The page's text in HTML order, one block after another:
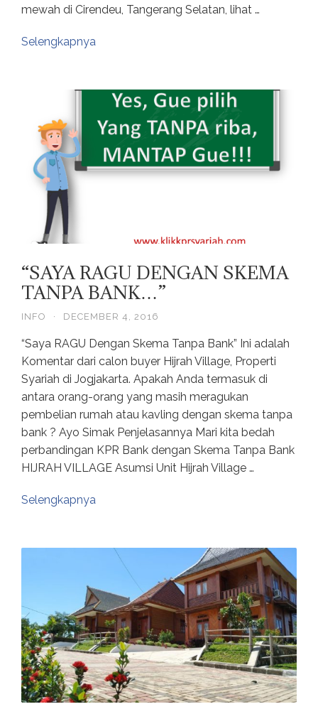
mewah di Cirendeu, Tangerang Selatan, lihat …
Selengkapnya
“SAYA RAGU DENGAN SKEMA
TANPA BANK…”
INFO · DECEMBER 4, 2016
“Saya RAGU Dengan Skema Tanpa Bank” Ini adalah
Komentar dari calon buyer Hijrah Village, Properti
Syariah di Jogjakarta. Apakah Anda termasuk di
antara orang-orang yang masih meragukan
pembelian rumah atau kavling dengan skema tanpa
bank ? Ayo Simak Penjelasannya Mari kita bedah
perbandingan KPR Bank dengan Skema Tanpa Bank
HIJRAH VILLAGE Asumsi Unit Hijrah Village …
Selengkapnya